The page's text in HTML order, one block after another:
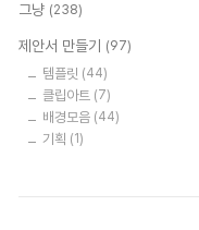
그냥 (238)
제안서 만들기 (97)
템플릿 (44)
클립아트 (7)
배경모음 (44)
기획 (1)